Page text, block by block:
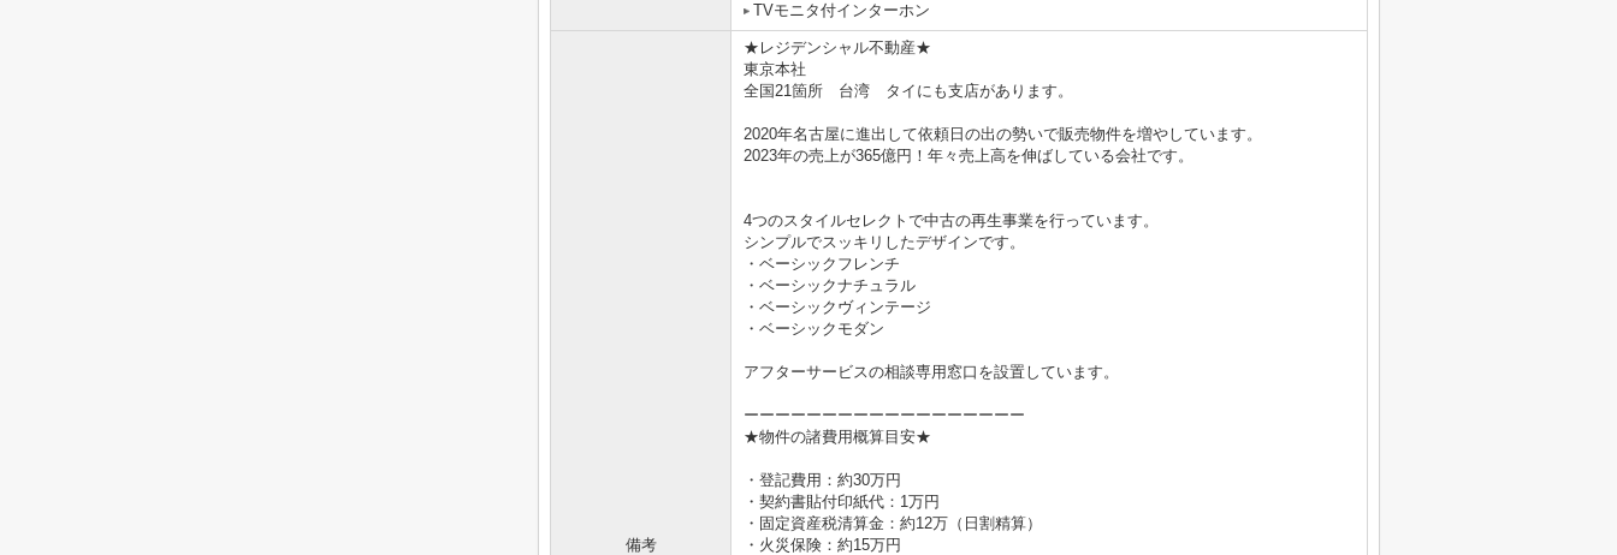
TVモニタ付インターホン
備考
★レジデンシャル不動産★
東京本社
全国21箇所 台湾 タイにも支店があります。
2020年名古屋に進出して依頼日の出の勢いで販売物件を増やしています。
2023年の売上が365億円！年々売上高を伸ばしている会社です。
4つのスタイルセレクトで中古の再生事業を行っています。
シンプルでスッキリしたデザインです。
・ベーシックフレンチ
・ベーシックナチュラル
・ベーシックヴィンテージ
・ベーシックモダン
アフターサービスの相談専用窓口を設置しています。
ーーーーーーーーーーーーーーーーーー
★物件の諸費用概算目安★
・登記費用：約30万円
・契約書貼付印紙代：1万円
・固定資産税清算金：約12万（日割精算）
・火災保険：約15万円